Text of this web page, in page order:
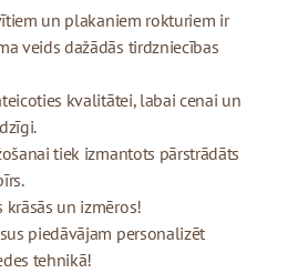
un plakaniem rokturiem ir
veids dažādās tirdzniecības
kvalitātei, labai cenai un
tiek izmantots pārstrādāts
krāsās un izmēros!
piedāvājam personalizēt
tehnikā!